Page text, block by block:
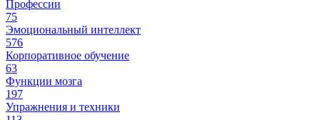
Профессии
75
Эмоциональный интеллект
576
Корпоративное обучение
63
Функции мозга
197
Упражнения и техники